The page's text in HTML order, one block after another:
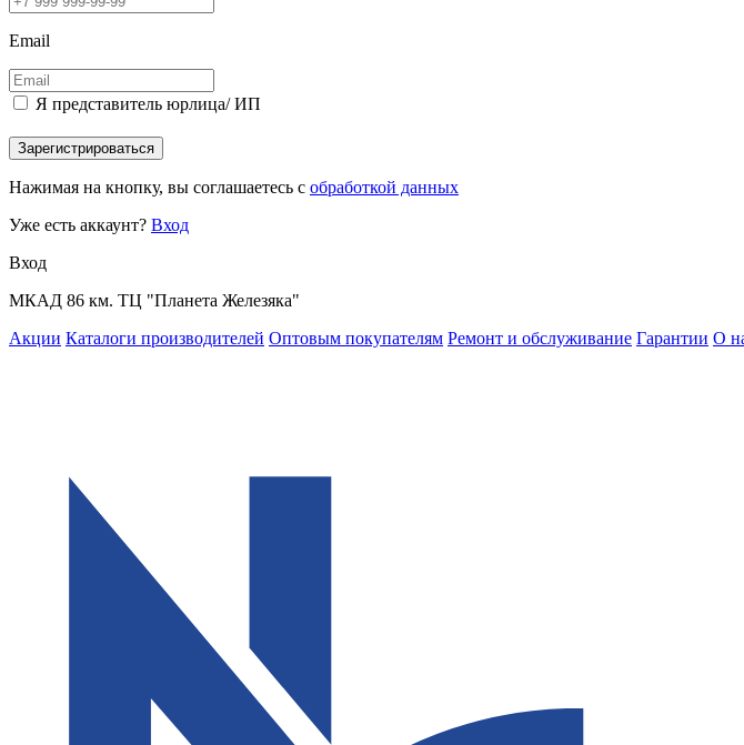
Email
Я представитель юрлица/ ИП
Зарегистрироваться
Нажимая на кнопку, вы соглашаетесь с обработкой данных
Уже есть аккаунт? Вход
Вход
МКАД 86 км. ТЦ "Планета Железяка"
Акции Каталоги производителей Оптовым покупателям Ремонт и обслуживание Гарантии О